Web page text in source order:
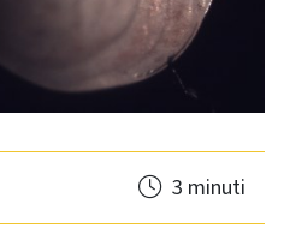
3 minuti